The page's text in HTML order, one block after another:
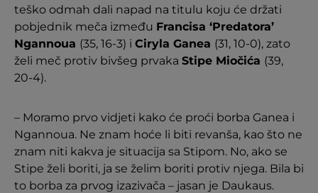
teško odmah dali napad na titulu koju će držati
pobjednik meča između Francisa ‘Predatora’
Ngannoua (35, 16-3) i Ciryla Ganea (31, 10-0), zato
želi meč protiv bivšeg prvaka Stipe Miočića (39,
20-4).
– Moramo prvo vidjeti kako će proći borba Ganea i
Ngannoua. Ne znam hoće li biti revanša, kao što ne
znam niti kakva je situacija sa Stipom. No, ako se
Stipe želi boriti, ja se želim boriti protiv njega. Bila bi
to borba za prvog izazivača – jasan je Daukaus.